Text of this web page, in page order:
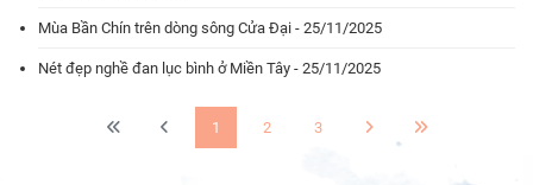
Mùa Bần Chín trên dòng sông Cửa Đại - 25/11/2025
Nét đẹp nghề đan lục bình ở Miền Tây - 25/11/2025
1 2 3